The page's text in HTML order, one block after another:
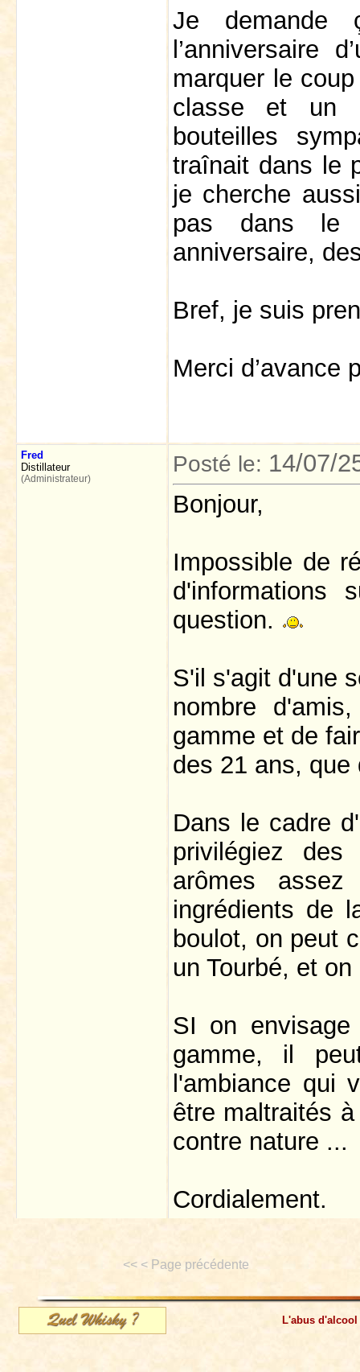
Je demande
l’anniversaire
marquer le
classe et un
bouteilles
traînait dans le
je cherche
pas dans le
anniversaire,
Bref, je suis
Merci d’avance
Fred
Distillateur
(Administrateur)
Posté le: 14/07/
Bonjour,
Impossible de
d'informations
question.
S'il s'agit d'une
nombre
gamme et de
des 21 ans,
Dans le cadre
privilégiez
arômes
ingrédients de
boulot, on peut
un Tourbé, et
SI on
gamme, il
l'ambiance qui
être maltraités
contre nature ...
Cordialement.
<< < Page précédente
L'abus